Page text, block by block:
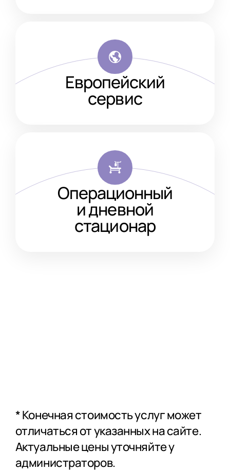
Европейский
сервис
Операционный
и дневной
стационар
услуги (хирургия)
* Конечная стоимость услуг может
отличаться от указанных на сайте.
Актуальные цены уточняйте у
администраторов.